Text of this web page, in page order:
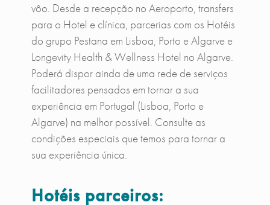
vôo. Desde a recepção no Aeroporto, transfers
para o Hotel e clínica, parcerias com os Hotéis
do grupo Pestana em Lisboa, Porto e Algarve e
Longevity Health & Wellness Hotel no Algarve.
Poderá dispor ainda de uma rede de serviços
facilitadores pensados em tornar a sua
experiência em Portugal (Lisboa, Porto e
Algarve) na melhor possível. Consulte as
condições especiais que temos para tornar a
sua experiência única.
Hotéis parceiros: